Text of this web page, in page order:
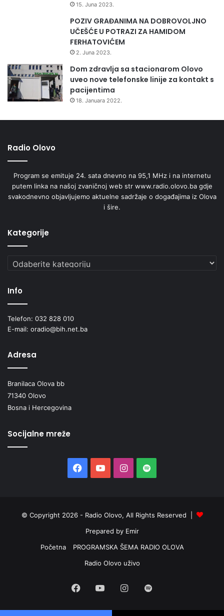
15. Juna 2023.
POZIV GRAĐANIMA NA DOBROVOLJNO
UČEŠĆE U POTRAZI ZA HAMIDOM
FERHATOVIĆEM
2. Juna 2023.
Dom zdravlja sa stacionarom Olovo
uveo nove telefonske linije za kontakt s
pacijentima
18. Januara 2022.
Radio Olovo
Program se emituje 24. sata dnevno na 95,1 MHz i na internetu
putem linka na našoj zvaničnoj web str www.radio.olovo.ba gdje
svakodnevno objavljujemo aktuelne sadržaje o događajima iz Olova
i šire.
Kategorije
Kategorije
Info
Telefon: 032 828 010
E-mail: oradio@bih.net.ba
Adresa
Branilaca Olova bb
71340 Olovo
Bosna i Hercegovina
Socijalne mreže
Facebook
YouTubeInstagram
Spotify
© Copyright 2026 - Radio Olovo, All Rights Reserved |
Prepared by Emir
Početna
PROGRAMSKA ŠEMA RADIO OLOVA
Radio Olovo uživo
Facebook
YouTubeInstagram
Spotify